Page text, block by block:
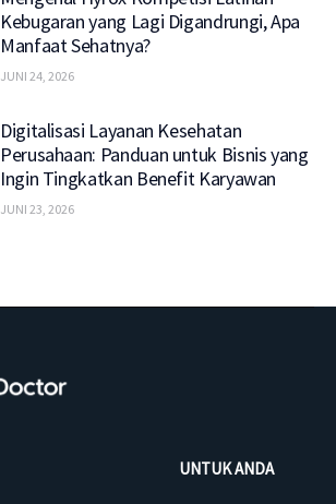
Kebugaran yang Lagi Digandrungi, Apa
Manfaat Sehatnya?
JUNI 24, 2026
Digitalisasi Layanan Kesehatan
Perusahaan: Panduan untuk Bisnis yang
Ingin Tingkatkan Benefit Karyawan
JUNI 23, 2026
UNTUK ANDA